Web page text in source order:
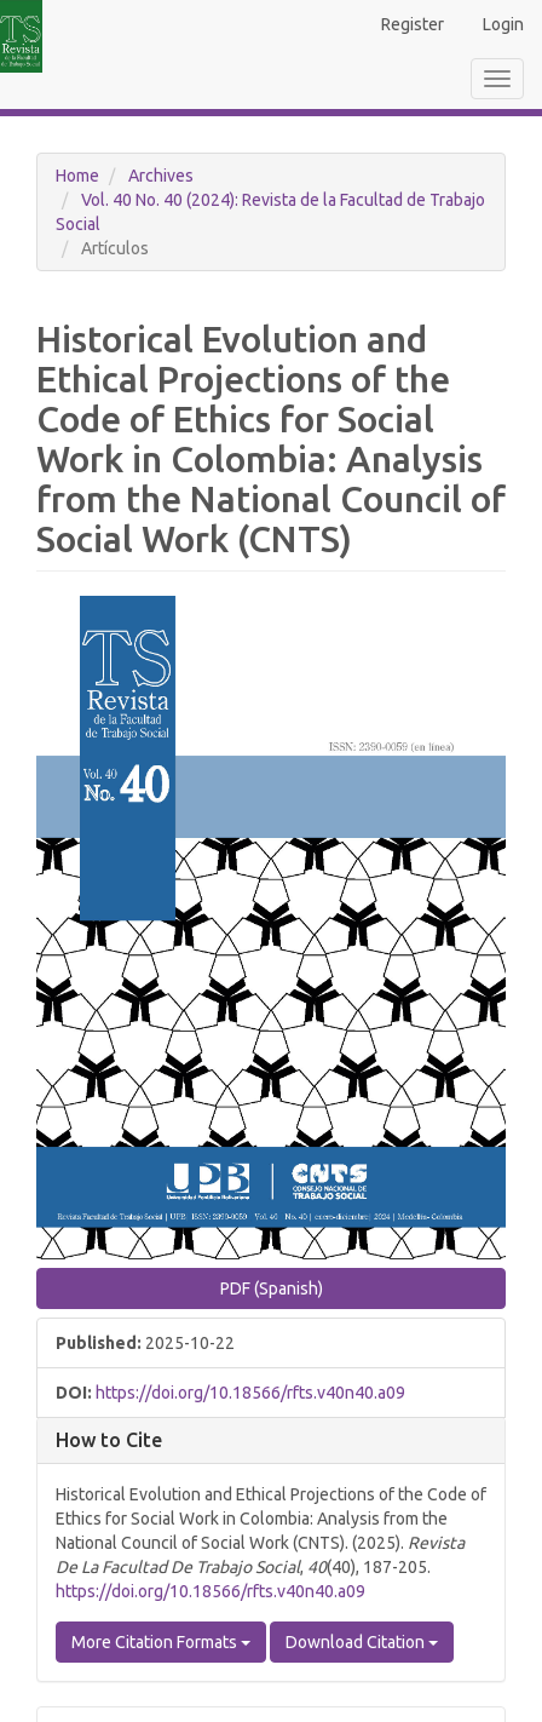
Sidebar
Register Login
Home
Archives
Vol. 40 No. 40 (2024): Revista de la Facultad de Trabajo
Social
Artículos
Historical Evolution and
Ethical Projections of the
Code of Ethics for Social
Work in Colombia: Analysis
from the National Council of
Social Work (CNTS)
Sidebar
PDF (Spanish)
Published: 2025-10-22
DOI: https://doi.org/10.18566/rfts.v40n40.a09
How to Cite
Historical Evolution and Ethical Projections of the Code of
Ethics for Social Work in Colombia: Analysis from the
National Council of Social Work (CNTS). (2025). Revista
De La Facultad De Trabajo Social, 40(40), 187-205.
https://doi.org/10.18566/rfts.v40n40.a09
More Citation Formats Download Citation